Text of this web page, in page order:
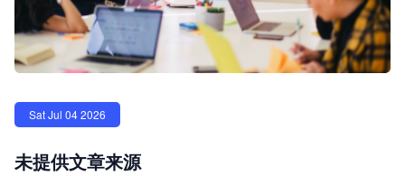
Sat Jul 04 2026
未提供文章来源